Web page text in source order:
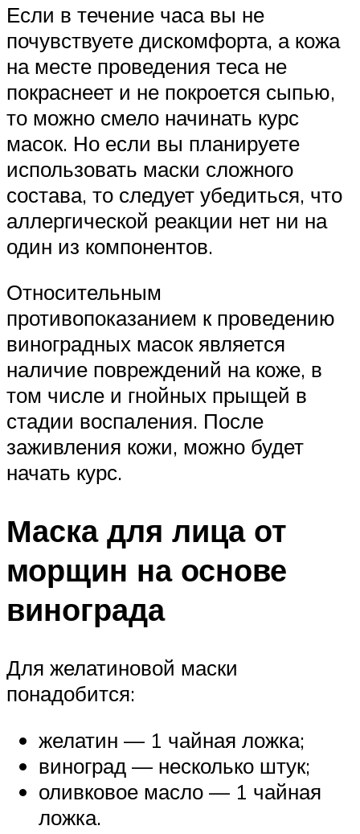
Если в течение часа вы не
почувствуете дискомфорта, а кожа
на месте проведения теса не
покраснеет и не покроется сыпью,
то можно смело начинать курс
масок. Но если вы планируете
использовать маски сложного
состава, то следует убедиться, что
аллергической реакции нет ни на
один из компонентов.
Относительным
противопоказанием к проведению
виноградных масок является
наличие повреждений на коже, в
том числе и гнойных прыщей в
стадии воспаления. После
заживления кожи, можно будет
начать курс.
Маска для лица от
морщин на основе
винограда
Для желатиновой маски
понадобится:
желатин — 1 чайная ложка;
виноград — несколько штук;
оливковое масло — 1 чайная
ложка.